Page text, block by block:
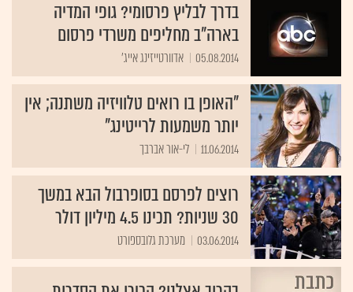
בדרך לבליץ פרסומי? גופי המדיה
בארה"ב מחליפים משרדי פרסום
05.08.2014 אדוורטייזינג אייג'
"האופן בו רואים טלוויזיה משתנה; אין
יותר משמעות לרייטינג"
11.06.2014 לי-אור אברבך
רוצים לפרסם בסופרבול הבא במשך
30 שניות? תכינו 4.5 מיליון דולר
03.06.2014 מערכת גלובספורט